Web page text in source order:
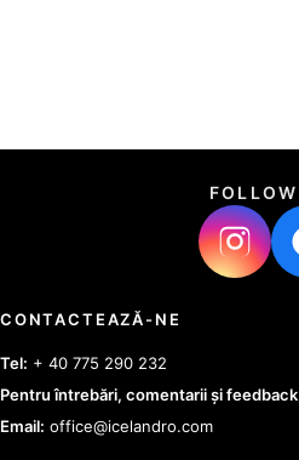
CONTACTEAZĂ-NE
Tel: + 40 775 290 232
Pentru întrebări, comentarii și
Email: office@icelandro.com